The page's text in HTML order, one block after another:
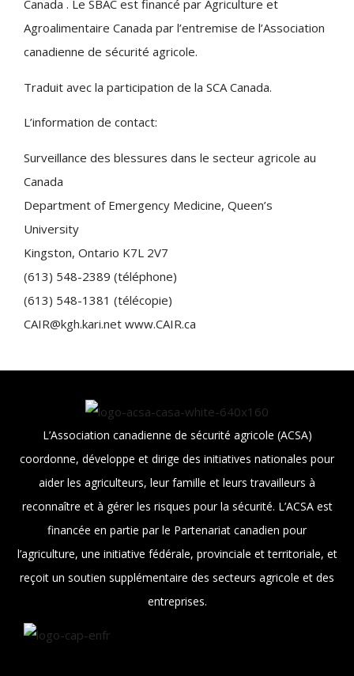
Canada . Le SBAC est financé par Agriculture et
Agroalimentaire Canada par l’entremise de l’Association
canadienne de sécurité agricole.
Traduit avec la participation de la SCA Canada.
L’information de contact:
Surveillance des blessures dans le secteur agricole au
Canada
Department of Emergency Medicine, Queen’s
University
Kingston, Ontario K7L 2V7
(613) 548-2389 (téléphone)
(613) 548-1381 (télécopie)
CAIR@kgh.kari.net www.CAIR.ca
L’Association canadienne de sécurité agricole (ACSA)
coordonne, développe et dirige des initiatives nationales pour
aider les agriculteurs, leur famille et leurs travailleurs à
reconnaître et à gérer les risques pour la sécurité. L’ACSA est
financée en partie par le Partenariat canadien pour
l’agriculture, une initiative fédérale, provinciale et territoriale, et
reçoit un soutien supplémentaire des secteurs agricole et des
entreprises.